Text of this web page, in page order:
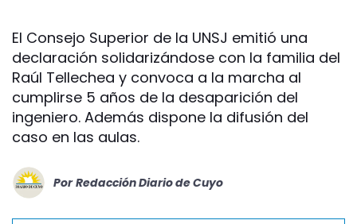
El Consejo Superior de la UNSJ emitió una
declaración solidarizándose con la familia del
Raúl Tellechea y convoca a la marcha al
cumplirse 5 años de la desaparición del
ingeniero. Además dispone la difusión del
caso en las aulas.
Por Redacción Diario de Cuyo